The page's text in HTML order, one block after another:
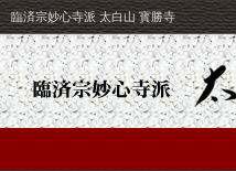
臨済宗妙心寺派 太白山 寳勝寺